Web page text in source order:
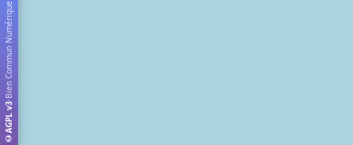
©
AGPL v3
·
Bien Commun Numérique